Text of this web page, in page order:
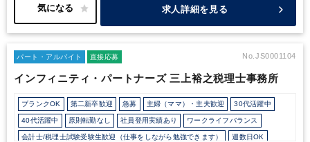
る税理士法人です。
・クライアントは個人事業主や中小企業(数千
今回の募集ポジションでは1つのクライアント専属の経理代行スタ
す。・所内の年齢層としては、30～40 代が多く活躍中！・週2日
よっては正社員切替の可能性もあり、過去にパートから正社員への
活気がございます。温かく、優しいメンバーばかりです！・子育
て中の方もたくさん活躍しているので、ご家庭のご事情でのお休み
や早退のご相談もしやすい環境です。
求人詳細を見る
パート・アルバイト 直接応募 No.JS0001104
インフィニティ・パートナーズ 三上裕之税理士事務所
ブランクOK 第二新卒歓迎 急募 主婦（ママ）・主夫歓迎 30代活躍中
40代活躍中 原則転勤なし 社員登用実績あり ワークライフバランス
会計士/税理士試験受験生歓迎（仕事をしながら勉強できます） 週数日OK